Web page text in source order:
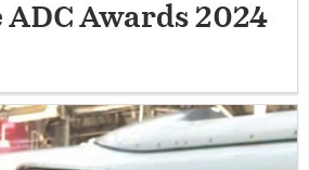
Awards 2024